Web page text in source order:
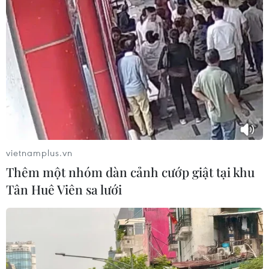
Theo dõi VietnamPlus
TIN LIÊN QUAN
vietnamplus.vn
Thêm một nhóm dàn cảnh cướp giật tại khu
Tân Huê Viên sa lưới